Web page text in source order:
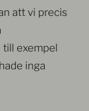
att vi precis
till exempel
inga